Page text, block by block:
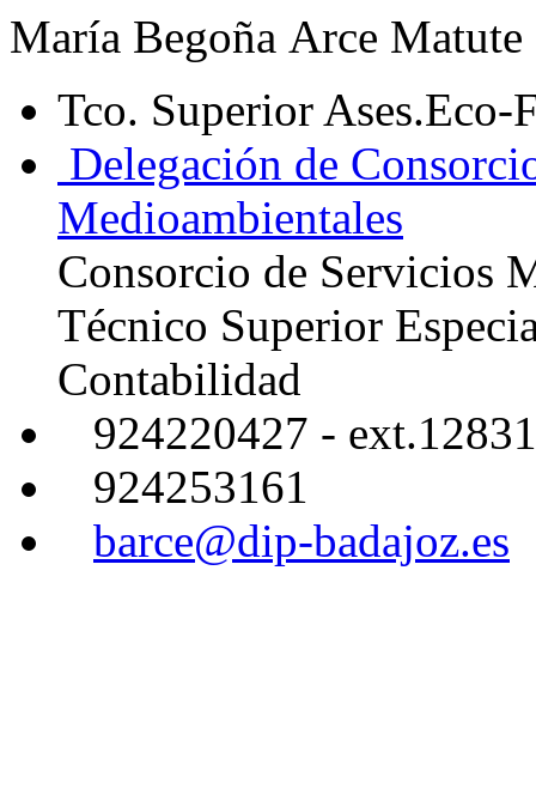
María Begoña Arce Matute
Tco. Superior Ases.Eco-
Delegación de
Medioambientales
Consorcio de Servicios
Técnico Superior
Contabilidad
924220427 - ext.12831
924253161
barce@dip-badajoz.es